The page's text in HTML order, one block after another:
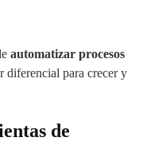
automatizar procesos
diferencial para crecer y
de